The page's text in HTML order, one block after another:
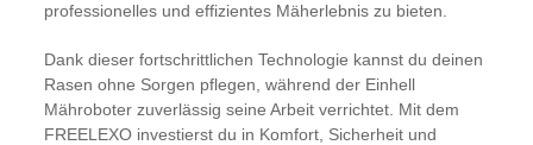
professionelles und effizientes Mäherlebnis zu bieten.
Dank dieser fortschrittlichen Technologie kannst du deinen
Rasen ohne Sorgen pflegen, während der Einhell
Mähroboter zuverlässig seine Arbeit verrichtet. Mit dem
FREELEXO investierst du in Komfort, Sicherheit und